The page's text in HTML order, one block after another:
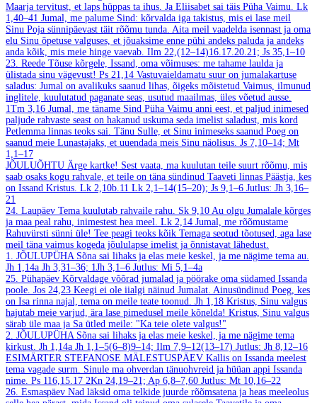
Maarja tervitust, et laps hüppas ta ihus. Ja Eliisabet sai täis Püha Vaimu. Lk
1,40–41 Jumal, me palume Sind: kõrvalda iga takistus, mis ei lase meil
Sinu Poja sünnipäevast täit rõõmu tunda. Aita meil vaadelda isennast ja oma
elu Sinu õpetuse valguses, et jõuaksime enne pühi andeks paluda ja andeks
anda kõik, mis meie hinge vaevab. Ilm 22,(12–14)16.17.20.21; Js 35,1–10
23. Reede Tõuse kõrgele, Issand, oma võimuses: me tahame laulda ja
ülistada sinu vägevust! Ps 21,14 Vastuvaieldamatu suur on jumalakartuse
saladus: Jumal on avalikuks saanud lihas, õigeks mõistetud Vaimus, ilmunud
inglitele, kuulutatud paganate seas, usutud maailmas, üles võetud ausse.
1Tm 3,16 Jumal, me täname Sind Püha Vaimu anni eest, et paljud inimesed
paljude rahvaste seast on hakanud uskuma seda imelist saladust, mis kord
Petlemma linnas teoks sai. Tänu Sulle, et Sinu inimeseks saanud Poeg on
saanud meie Lunastajaks, et uuendada meis Sinu näolisus. Js 7,10–14; Mt
1,1–17
JÕULUÕHTU Ärge kartke! Sest vaata, ma kuulutan teile suurt rõõmu, mis
saab osaks kogu rahvale, et teile on täna sündinud Taaveti linnas Päästja, kes
on Issand Kristus. Lk 2,10b.11 Lk 2,1–14(15–20); Js 9,1–6 Jutlus: Jh 3,16–
21
24. Laupäev Tema kuulutab rahvaile rahu. Sk 9,10 Au olgu Jumalale kõrges
ja maa peal rahu, inimestest hea meel. Lk 2,14 Jumal, me rõõmustame
Rahuvürsti sünni üle! Tee peagi teoks kõik Temaga seotud tõotused, aga lase
meil täna vaimus kogeda jõululapse imelist ja õnnistavat lähedust.
1. JÕULUPÜHA Sõna sai lihaks ja elas meie keskel, ja me nägime tema au.
Jh 1,14a Jh 3,31–36; 1Jh 3,1–6 Jutlus: Mi 5,1–4a
25. Pühapäev Kõrvaldage võõrad jumalad ja pöörake oma südamed Issanda
poole. Jos 24,23 Keegi ei ole iialgi näinud Jumalat. Ainusündinud Poeg, kes
on Isa rinna najal, tema on meile teate toonud. Jh 1,18 Kristus, Sinu valgus
hajutab meie varjud, ära lase pimedusel meile kõnelda! Kristus, Sinu valgus
särab üle maa ja Sa ütled meile: "Ka teie olete valgus!"
2. JÕULUPÜHA Sõna sai lihaks ja elas meie keskel, ja me nägime tema
kirkust. Jh 1,14a Jh 1,1–5(6–8)9–14; Ilm 7,9–12(13–17) Jutlus: Jh 8,12–16
ESIMÄRTER STEFANOSE MÄLESTUSPÄEV Kallis on Issanda meelest
tema vagade surm. Sinule ma ohverdan tänuohvreid ja hüüan appi Issanda
nime. Ps 116,15.17 2Kn 24,19–21; Ap 6,8–7,60 Jutlus: Mt 10,16–22
26. Esmaspäev Nad läksid oma telkide juurde rõõmsatena ja heas meeleolus